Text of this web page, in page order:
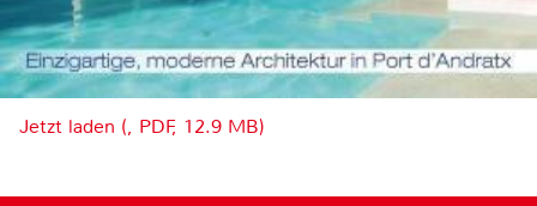
Jetzt laden (, PDF, 12.9 MB)